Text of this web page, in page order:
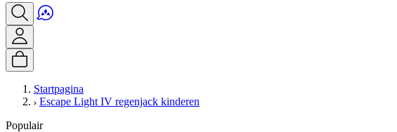
Startpagina
Escape Light IV regenjack kinderen
Populair